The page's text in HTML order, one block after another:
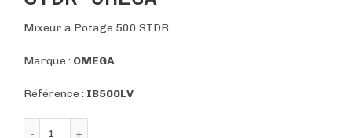
Mixeur a Potage 500 STDR
Marque : OMEGA
Référence : IB500LV